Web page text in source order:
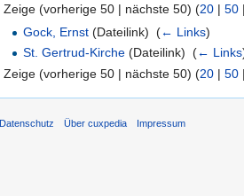
Zeige (vorherige 50 | nächste 50) (20 | 50
Gock, Ernst (Dateilink) ‎ (← Links)
St. Gertrud-Kirche (Dateilink) ‎ (← Links
Zeige (vorherige 50 | nächste 50) (20 | 50
Datenschutz Über cuxpedia Impressum